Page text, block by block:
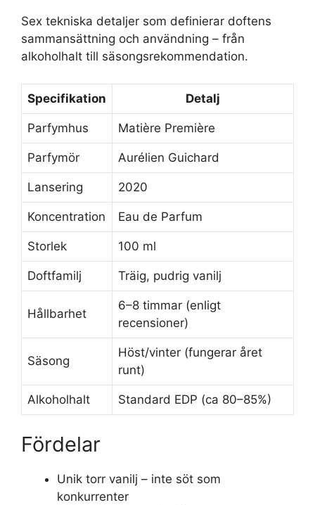
Sex tekniska detaljer som definierar doftens
sammansättning och användning – från
alkoholhalt till säsongsrekommendation.
Specifikation Detalj
Parfymhus Matière Première
Parfymör Aurélien Guichard
Lansering 2020
Koncentration Eau de Parfum
Storlek 100 ml
Doftfamilj Träig, pudrig vanilj
Hållbarhet
6–8 timmar (enligt
recensioner)
Säsong
Höst/vinter (fungerar året
runt)
Alkoholhalt Standard EDP (ca 80–85%)
Fördelar
Unik torr vanilj – inte söt som
konkurrenter